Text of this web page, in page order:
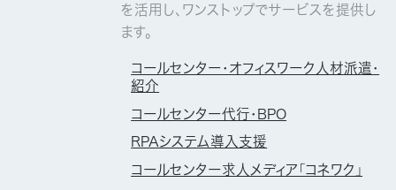
を活用し、ワンストップでサービスを提供し
ます。
コールセンター・オフィスワーク人材派遣・
紹介
コールセンター代行・BPO
RPAシステム導入支援
コールセンター求人メディア「コネワク」